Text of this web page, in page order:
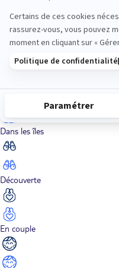
Croisières
Dans les îles
Découverte
En couple